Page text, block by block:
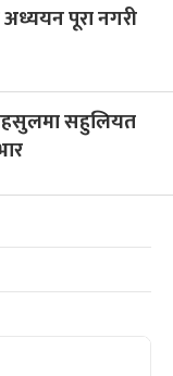
पूरा नगरी
सहुलियत